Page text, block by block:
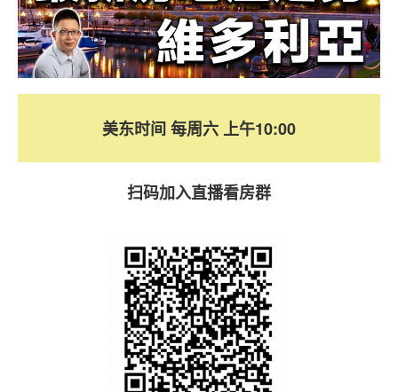
美东时间 每周六 上午10:00
扫码加入直播看房群